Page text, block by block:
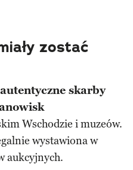
zostać
autentyczne skarby
Wschodzie i muzeów.
wystawiona w
aukcyjnych.